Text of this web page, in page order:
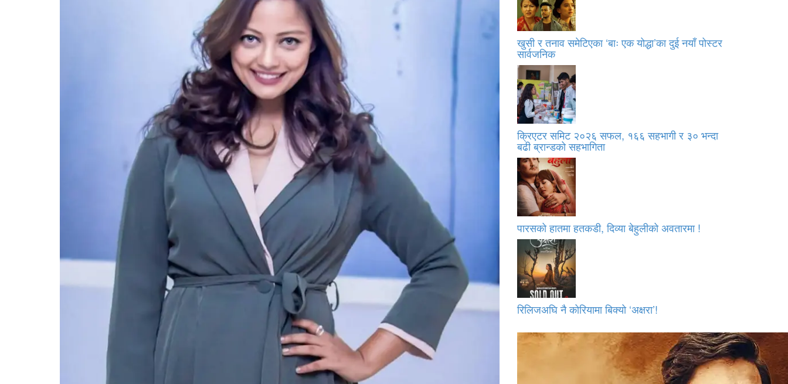
खुसी र तनाव समेटिएका ‘बाः एक योद्धा’का दुई नयाँ पोस्टर
सार्वजनिक
क्रिएटर समिट २०२६ सफल, १६६ सहभागी र ३० भन्दा
बढी ब्रान्डको सहभागिता
पारसको हातमा हतकडी, दिव्या बेहुलीको अवतारमा !
रिलिजअघि नै कोरियामा बिक्यो ‘अक्षरा’!